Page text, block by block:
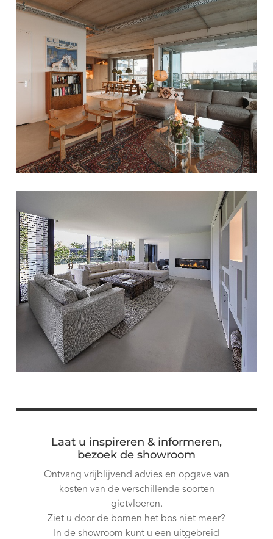
Laat u inspireren & informeren,
bezoek de showroom
Ontvang vrijblijvend advies en opgave van
kosten van de verschillende soorten
gietvloeren.
Ziet u door de bomen het bos niet meer?
In de showroom kunt u een uitgebreid